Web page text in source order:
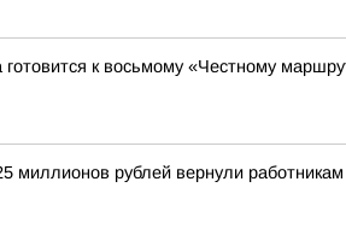
к восьмому «Честному
миллионов рублей вернули